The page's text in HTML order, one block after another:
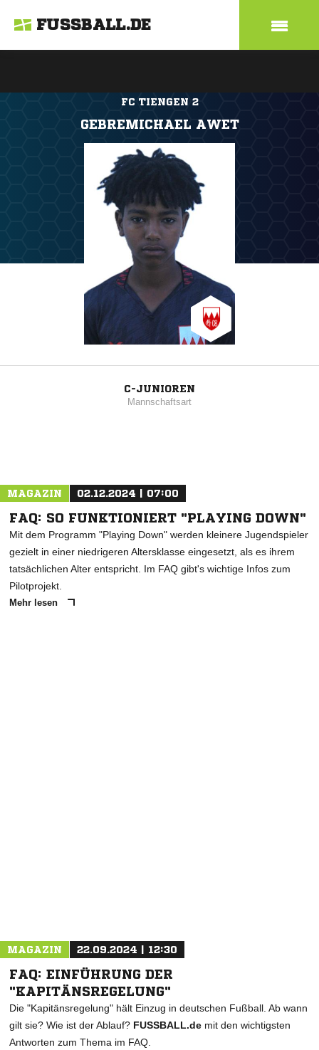
FUSSBALL.DE
FC TIENGEN 2
GEBREMICHAEL AWET
C-JUNIOREN
Mannschaftsart
MAGAZIN 02.12.2024 | 07:00
FAQ: SO FUNKTIONIERT "PLAYING DOWN"
Mit dem Programm "Playing Down" werden kleinere Jugendspieler
gezielt in einer niedrigeren Altersklasse eingesetzt, als es ihrem
tatsächlichen Alter entspricht. Im FAQ gibt's wichtige Infos zum
Pilotprojekt.
Mehr lesen
MAGAZIN 22.09.2024 | 12:30
FAQ: EINFÜHRUNG DER
"KAPITÄNSREGELUNG"
Die "Kapitänsregelung" hält Einzug in deutschen Fußball. Ab wann
gilt sie? Wie ist der Ablauf? FUSSBALL.de mit den wichtigsten
Antworten zum Thema im FAQ.